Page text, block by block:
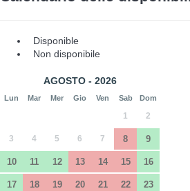
Disponible
Non disponibile
AGOSTO - 2026
Lun Mar Mer Gio Ven Sab Dom
1 2
3 4 5 6 7 8 9
10 11 12 13 14 15 16
17 18 19 20 21 22 23